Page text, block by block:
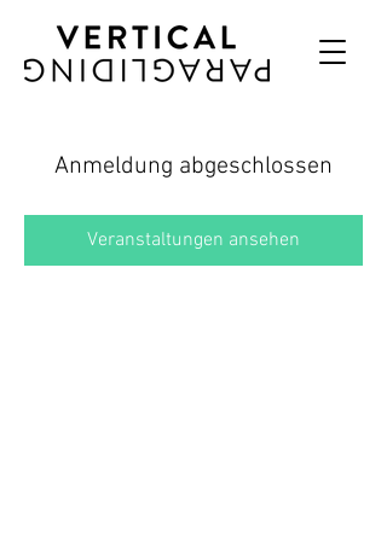
Anmeldung abgeschlossen
Veranstaltungen ansehen